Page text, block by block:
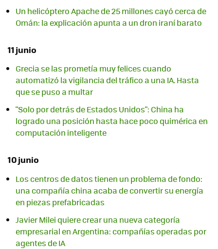
Un helicóptero Apache de 25 millones cayó cerca de
Omán: la explicación apunta a un dron iraní barato
11 junio
Grecia se las prometía muy felices cuando
automatizó la vigilancia del tráfico a una IA. Hasta
que se puso a multar
"Solo por detrás de Estados Unidos": China ha
logrado una posición hasta hace poco quimérica en
computación inteligente
10 junio
Los centros de datos tienen un problema de fondo:
una compañía china acaba de convertir su energía
en piezas prefabricadas
Javier Milei quiere crear una nueva categoría
empresarial en Argentina: compañías operadas por
agentes de IA